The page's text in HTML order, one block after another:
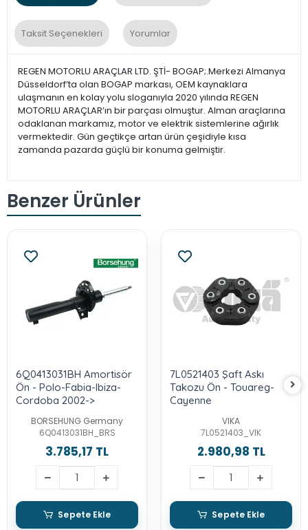
Taksit Seçenekleri Yorumlar
REGEN MOTORLU ARAÇLAR LTD. ŞTİ- BOGAP;.Merkezi Almanya
Düsseldorf’ta olan BOGAP markası, OEM kaynaklara
ulaşmanın en kolay yolu sloganıyla 2020 yılında REGEN
MOTORLU ARAÇLAR’ın bir parçası olmuştur. Alman araçlarına
odaklanan markamız, motor ve elektrik sistemlerine ağırlık
vermektedir. Gün geçtikçe artan ürün çeşidiyle kısa
zamanda pazarda güçlü bir konuma gelmiştir.
Benzer Ürünler
6Q0413031BH Amortisör
Ön - Polo-Fabia-Ibiza-
Cordoba 2002->
BORSEHUNG Germany
6Q0413031BH_BRS
3.785,17 TL
Sepete Ekle
7L0521403 Şaft Askı
Takozu Ön - Touareg-
Cayenne
VIKA
7L0521403_VIK
2.980,98 TL
Sepete Ekle